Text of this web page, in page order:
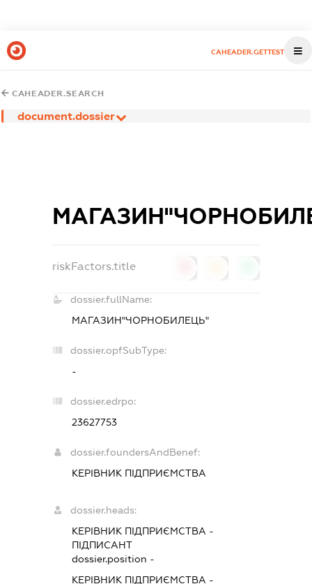
CAHEADER.GETTEST
CAHEADER.SEARCH
document.dossier
riskFactors.title
dossier.fullName:
МАГАЗИН"ЧОРНОБИЛЕЦЬ"
dossier.opfSubType:
-
dossier.edrpo:
23627753
dossier.foundersAndBenef:
КЕРІВНИК ПІДПРИЄМСТВА
dossier.heads:
КЕРІВНИК ПІДПРИЄМСТВА -
ПІДПИСАНТ
dossier.position -
КЕРІВНИК ПІДПРИЄМСТВА -